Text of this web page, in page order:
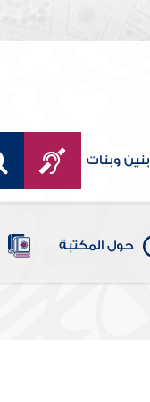
بنين وبنات
حول المكتبة